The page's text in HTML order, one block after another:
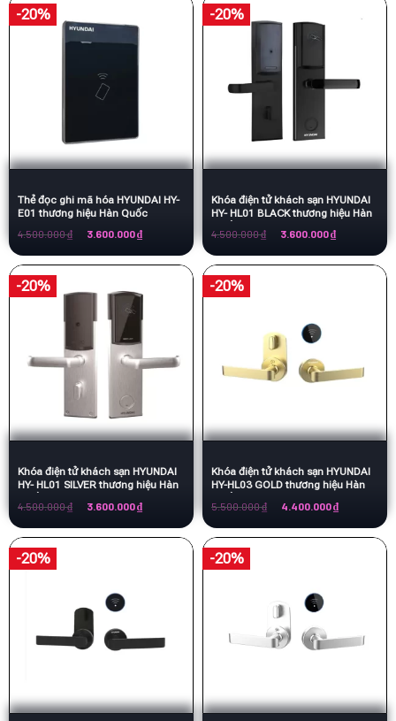
-20%
Thẻ đọc ghi mã hóa HYUNDAI HY-
E01 thương hiệu Hàn Quốc
4.500.000₫
Giá
là:
4.500.000 ₫.
3.600.000₫Giá
hiện
tại
là:
3.600.000 ₫.
-20%
Khóa điện tử khách sạn HYUNDAI
HY- HL01 BLACK thương hiệu Hàn
4.500.000₫
Giá
là:
4.500.000 ₫.
3.600.000₫Giá
hiện
tại
là:
3.600.000 ₫.
-20%
Khóa điện tử khách sạn HYUNDAI
HY- HL01 SILVER thương hiệu Hàn
4.500.000₫
Giá
là:
4.500.000 ₫.
3.600.000₫Giá
hiện
tại
là:
3.600.000 ₫.
-20%
Khóa điện tử khách sạn HYUNDAI
HY-HL03 GOLD thương hiệu Hàn
5.500.000₫
Giá
là:
5.500.000 ₫.
4.400.000₫Giá
hiện
tại
là:
4.400.000 ₫.
-20% -20%